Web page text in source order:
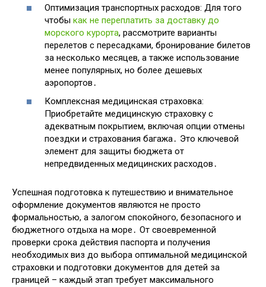
Оптимизация транспортных расходов: Для того
чтобы как не переплатить за доставку до
морского курорта, рассмотрите варианты
перелетов с пересадками, бронирование билетов
за несколько месяцев, а также использование
менее популярных, но более дешевых
аэропортов․
Комплексная медицинская страховка:
Приобретайте медицинскую страховку с
адекватным покрытием, включая опции отмены
поездки и страхования багажа․ Это ключевой
элемент для защиты бюджета от
непредвиденных медицинских расходов․
Успешная подготовка к путешествию и внимательное
оформление документов являются не просто
формальностью, а залогом спокойного, безопасного и
бюджетного отдыха на море․ От своевременной
проверки срока действия паспорта и получения
необходимых виз до выбора оптимальной медицинской
страховки и подготовки документов для детей за
границей – каждый этап требует максимального